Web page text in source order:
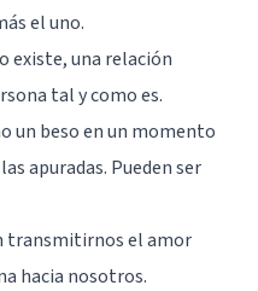
el uno.
existe, una relación
tal y como es.
un beso en un momento
apuradas. Pueden ser
transmitirnos el amor
hacia nosotros.